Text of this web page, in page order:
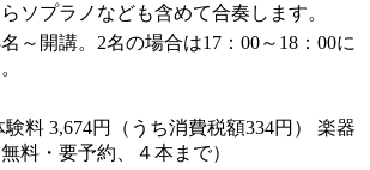
ソプラノなども含めて合奏します。
～開講。2名の場合は17：00～18：00に
験料 3,674円（うち消費税額334円） 楽器
料・要予約、４本まで）